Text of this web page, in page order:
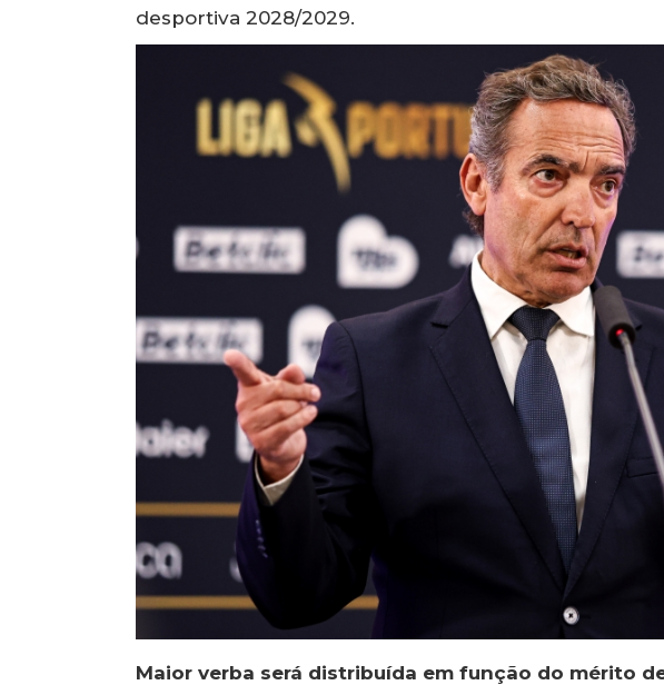
desportiva 2028/2029.
Maior verba será distribuída em função do mérito